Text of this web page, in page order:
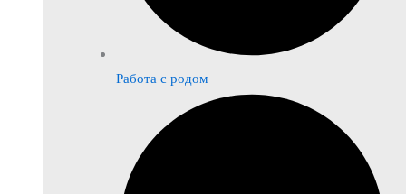
Работа с родом